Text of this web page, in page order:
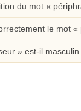
du mot «
le mot
» est-il